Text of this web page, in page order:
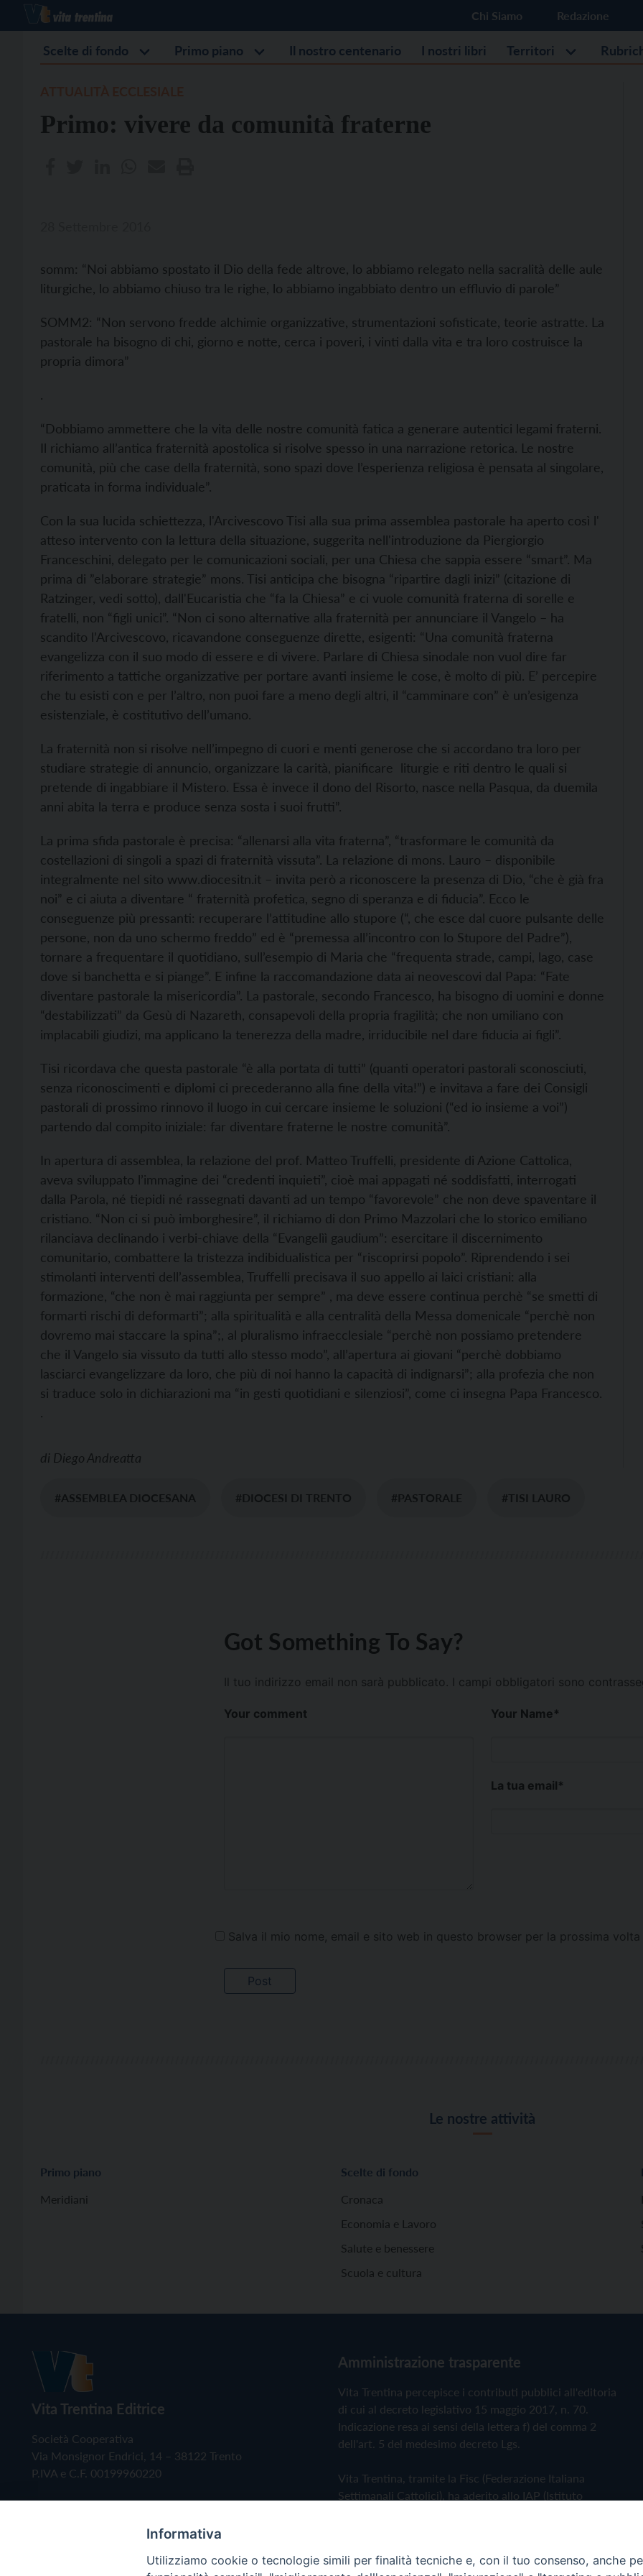
Chi Siamo Redazione
Scelte di fondo Primo piano Il nostro centenario I nostri libri Territori
Primo: vivere da comunità fraterne
somm: “Noi abbiamo spostato il Dio della fede altrove, lo abbiamo relegato nella sacralità delle aule
liturgiche, lo abbiamo chiuso tra le righe, lo abbiamo ingabbiato dentro un effluvio di parole”
SOMM2: “Non servono fredde alchimie organizzative, strumentazioni sofisticate, teorie astratte. La
pastorale ha bisogno di chi, giorno e notte, cerca i poveri, i vinti dalla vita e tra loro costruisce la
propria dimora”
.
“Dobbiamo ammettere che la vita delle nostre comunità fatica a generare autentici legami fraterni.
Il richiamo all’antica fraternità apostolica si risolve spesso in una narrazione retorica. Le nostre
comunità, più che case della fraternità, sono spazi dove l’esperienza religiosa è pensata al singolare,
praticata in forma individuale”.
Con la sua lucida schiettezza, l'Arcivescovo Tisi alla sua prima assemblea pastorale ha aperto così l'
atteso intervento con la lettura della situazione, suggerita nell'introduzione da Piergiorgio
Franceschini, delegato per le comunicazioni sociali, per una Chiesa che sappia essere “smart”. Ma
prima di ”elaborare strategie” mons. Tisi anticipa che bisogna “ripartire dagli inizi” (citazione di
Ratzinger, vedi sotto), dall'Eucaristia che “fa la Chiesa” e ci vuole comunità fraterna di sorelle e
fratelli, non “figli unici”. “Non ci sono alternative alla fraternità per annunciare il Vangelo – ha
scandito l’Arcivescovo, ricavandone conseguenze dirette, esigenti: “Una comunità fraterna
evangelizza con il suo modo di essere e di vivere. Parlare di Chiesa sinodale non vuol dire far
riferimento a tattiche organizzative per portare avanti insieme le cose, è molto di più. E’ percepire
che tu esisti con e per l’altro, non puoi fare a meno degli altri, il “camminare con” è un’esigenza
esistenziale, è costitutivo dell’umano.
La fraternità non si risolve nell’impegno di cuori e menti generose che si accordano tra loro per
studiare strategie di annuncio, organizzare la carità, pianificare liturgie e riti dentro le quali si
pretende di ingabbiare il Mistero. Essa è invece il dono del Risorto, nasce nella Pasqua, da duemila
anni abita la terra e produce senza sosta i suoi frutti”.
La prima sfida pastorale è precisa: “allenarsi alla vita fraterna”, “trasformare le comunità da
costellazioni di singoli a spazi di fraternità vissuta”. La relazione di mons. Lauro – disponibile
integralmente nel sito www.diocesitn.it – invita però a riconoscere la presenza di Dio, “che è già fra
noi” e ci aiuta a diventare “ fraternità profetica, segno di speranza e di fiducia”. Ecco le
conseguenze più pressanti: recuperare l’attitudine allo stupore (“, che esce dal cuore pulsante delle
persone, non da uno schermo freddo” ed è “premessa all’incontro con lo Stupore del Padre”),
tornare a frequentare il quotidiano, sull’esempio di Maria che “frequenta strade, campi, lago, case
dove si banchetta e si piange”. E infine la raccomandazione data ai neovescovi dal Papa: “Fate
diventare pastorale la misericordia”. La pastorale, secondo Francesco, ha bisogno di uomini e donne
“destabilizzati” da Gesù di Nazareth, consapevoli della propria fragilità; che non umiliano con
implacabili giudizi, ma applicano la tenerezza della madre, irriducibile nel dare fiducia ai figli”.
Tisi ricordava che questa pastorale “è alla portata di tutti” (quanti operatori pastorali sconosciuti,
senza riconoscimenti e diplomi ci precederanno alla fine della vita!”) e invitava a fare dei Consigli
pastorali di prossimo rinnovo il luogo in cui cercare insieme le soluzioni (“ed io insieme a voi”)
partendo dal compito iniziale: far diventare fraterne le nostre comunità”.
In apertura di assemblea, la relazione del prof. Matteo Truffelli, presidente di Azione Cattolica,
aveva sviluppato l’immagine dei “credenti inquieti”, cioè mai appagati né soddisfatti, interrogati
dalla Parola, né tiepidi né rassegnati davanti ad un tempo “favorevole” che non deve spaventare il
cristiano. “Non ci si può imborghesire”, il richiamo di don Primo Mazzolari che lo storico emiliano
rilanciava declinando i verbi-chiave della “Evangelìì gaudium”: esercitare il discernimento
comunitario, combattere la tristezza indibidualistica per “riscoprirsi popolo”. Riprendendo i sei
stimolanti interventi dell’assemblea, Truffelli precisava il suo appello ai laici cristiani: alla
formazione, “che non è mai raggiunta per sempre” , ma deve essere continua perchè “se smetti di
formarti rischi di deformarti”; alla spiritualità e alla centralità della Messa domenicale “perchè non
dovremo mai staccare la spina”;, al pluralismo infraecclesiale “perchè non possiamo pretendere
che il Vangelo sia vissuto da tutti allo stesso modo”, all’apertura ai giovani “perchè dobbiamo
lasciarci evangelizzare da loro, che più di noi hanno la capacità di indignarsi”; alla profezia che non
si traduce solo in dichiarazioni ma “in gesti quotidiani e silenziosi”, come ci insegna Papa Francesco.
.
di Diego Andreatta
#ASSEMBLEA DIOCESANA #DIOCESI DI TRENTO #PASTORALE #TISI LAURO
Got Something To Say?
Il tuo indirizzo email non sarà pubblicato. I campi obbligatori sono
Your comment Your Name*
La tua email*
Salva il mio nome, email e sito web in questo browser per la prossima
Le nostre attività
Primo piano
Meridiani
Scelte di fondo
Cronaca
Economia e Lavoro
Salute e benessere
Scuola e cultura
Vita Trentina Editrice
Società Cooperativa
Via Monsignor Endrici, 14 – 38122 Trento
P.IVA e C.F. 00199960220
Amministrazione trasparente
Vita Trentina percepisce i contributi pubblici all'editoria
di cui al decreto legislativo 15 maggio 2017, n. 70.
Indicazione resa ai sensi della lettera f) del comma 2
dell'art. 5 del medesimo decreto Lgs.
Vita Trentina, tramite la Fisc (Federazione Italiana
Settimanali Cattolici), ha aderito allo IAP (Istituto
Privacy Policy Cookie Policy
Informativa
Utilizziamo cookie o tecnologie simili per finalità tecniche e, con il tuo consenso, anche